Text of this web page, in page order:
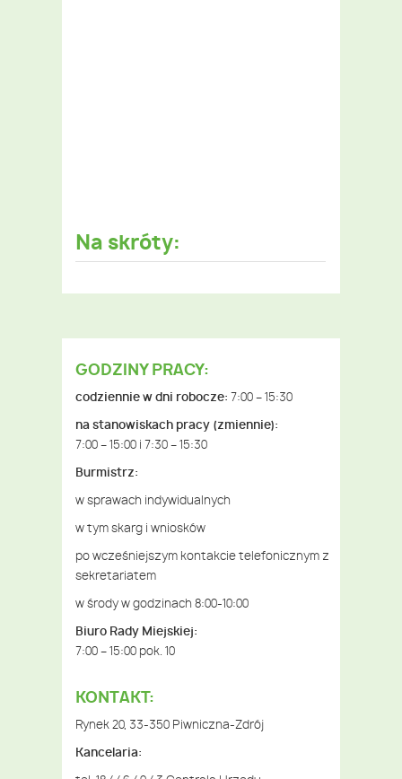
Na skróty:
GODZINY PRACY:
codziennie w dni robocze: 7:00 – 15:30
na stanowiskach pracy (zmiennie):
7:00 – 15:00 i 7:30 – 15:30
Burmistrz:
w sprawach indywidualnych
w tym skarg i wniosków
po wcześniejszym kontakcie telefonicznym z
sekretariatem
w środy w godzinach 8:00-10:00
Biuro Rady Miejskiej:
7:00 – 15:00 pok. 10
KONTAKT:
Rynek 20, 33-350 Piwniczna-Zdrój
Kancelaria: